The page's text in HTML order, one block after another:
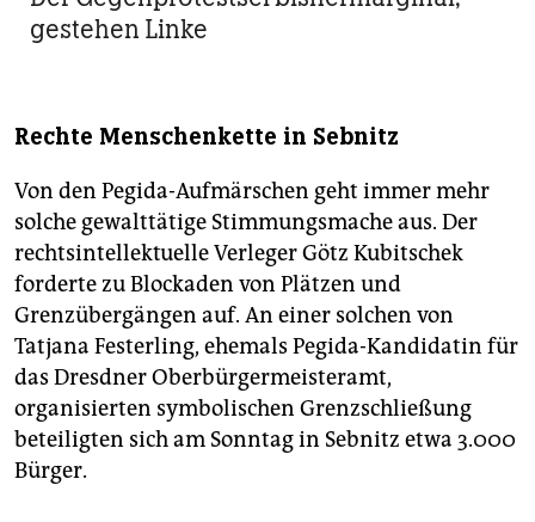
gestehen Linke
Rechte Menschenkette in Sebnitz
Von den Pegida-Aufmärschen geht immer mehr
solche gewalttätige Stimmungsmache aus. Der
rechtsintellektuelle Verleger Götz Kubitschek
forderte zu Blockaden von Plätzen und
Grenzübergängen auf. An einer solchen von
Tatjana Festerling, ehemals Pegida-Kandidatin für
das Dresdner Oberbürgermeisteramt,
organisierten symbolischen Grenzschließung
beteiligten sich am Sonntag in Sebnitz etwa 3.000
Bürger.